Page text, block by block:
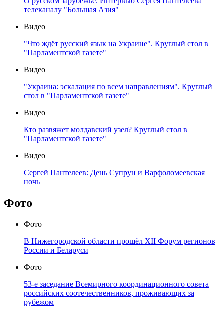
телеканалу "Большая Азия"
Видео
"Что ждёт русский язык на Украине". Круглый стол в
"Парламентской газете"
Видео
"Украина: эскалация по всем направлениям". Круглый
стол в "Парламентской газете"
Видео
Кто развяжет молдавский узел? Круглый стол в
"Парламентской газете"
Видео
Сергей Пантелеев: День Супрун и Варфоломеевская
ночь
Фото
Фото
В Нижегородской области прошёл XII Форум регионов
России и Беларуси
Фото
53-е заседание Всемирного координационного совета
российских соотечественников, проживающих за
рубежом